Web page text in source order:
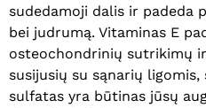
sudedamoji dalis ir padeda
bei judrumą. Vitaminas E
osteochondrinių sutrikimų
susijusių su sąnarių ligomis,
sulfatas yra būtinas jūsų